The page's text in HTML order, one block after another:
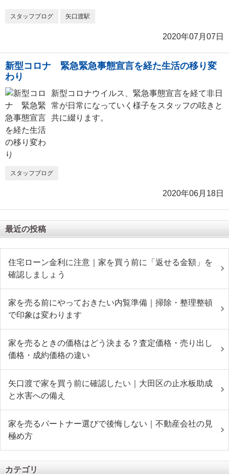
スタッフブログ 矢口渡駅
2020年07月07日
新型コロナ 緊急緊急事態宣言を経た生活の移り変
わり
新型コロナウイルス、緊急事態宣言を経て非日
常が日常になっていく様子をスタッフの呟きと
共に綴ります。
スタッフブログ
2020年06月18日
最近の投稿
住宅ローン金利に注意｜家を買う前に「返せる金額」を
確認しましょう
家を売る前にやっておきたい内覧準備｜掃除・整理整頓
で印象は変わります
家を売るときの価格はどう決まる？査定価格・売り出し
価格・成約価格の違い
矢口渡で家を買う前に確認したい｜大田区の止水板助成
と水害への備え
家を売るパートナー選びで後悔しない｜不動産会社の見
極め方
カテゴリ